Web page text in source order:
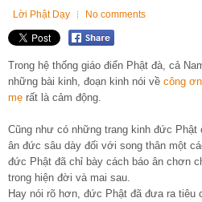
Lời Phật Dạy No comments
Trong hệ thống giáo điển Phật đà, cả
những bài kinh, đoạn kinh nói về công ơn
mẹ rất là cảm động.
Cũng như có những trang kinh đức Phật
ân đức sâu dày đối với song thân một
đức Phật đã chỉ bày cách báo ân chơn
trong hiện đời và mai sau.
Hay nói rõ hơn, đức Phật đã đưa ra